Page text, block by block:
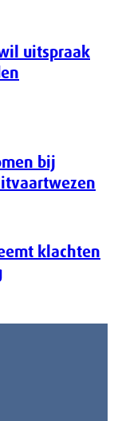
uitspraak
bij
klachten